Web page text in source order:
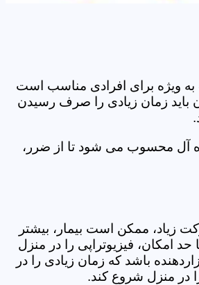
به ویژه برای افرادی مناسب است
باید زمان زیادی را صرف رسیدن
آل محسوب می شود تا از ضرر،
زیاد، ممکن است بیمار، بیشتر
امکان، فیزیوتراپی را در منزل
باشد که زمان زیادی را در
در منزل شروع کند.